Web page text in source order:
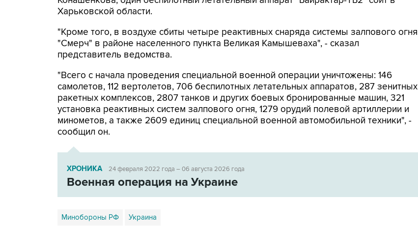
Харьковской области.
"Кроме того, в воздухе сбиты четыре реактивных снаряда системы залпового огня
"Смерч" в районе населенного пункта Великая Камышеваха", - сказал
представитель ведомства.
"Всего с начала проведения специальной военной операции уничтожены: 146
самолетов, 112 вертолетов, 706 беспилотных летательных аппаратов, 287 зенитных
ракетных комплексов, 2807 танков и других боевых бронированные машин, 321
установка реактивных систем залпового огня, 1279 орудий полевой артиллерии и
минометов, а также 2609 единиц специальной военной автомобильной техники", -
сообщил он.
ХРОНИКА 24 февраля 2022 года – 06 августа 2026 года
Военная операция на Украине
Минобороны РФ Украина